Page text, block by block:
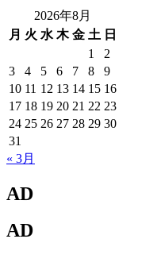
2026年8月
月 火 水 木 金 土 日
1
2
3
4 5 6 7 8
9
10 11 12 13 14 15 16
17 18 19 20 21 22 23
24 25 26 27 28 29 30
31
« 3月
AD
AD